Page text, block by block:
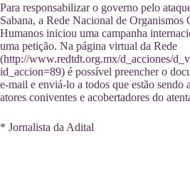
Para responsabilizar o governo pelo
Sabana, a Rede Nacional de Organismos
Humanos iniciou uma campanha
uma petição. Na página virtual da Rede
(http://www.redtdt.org.mx/d_acciones/
id_accion=89) é possível preencher o
e-mail e enviá-lo a todos que estão sendo
atores coniventes e acobertadores do
* Jornalista da Adital